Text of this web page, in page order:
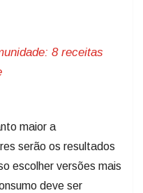
8 receitas
maior a
serão os resultados
escolher versões mais
deve ser